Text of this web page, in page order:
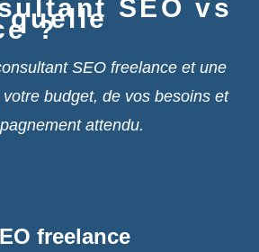
SEO vs
quelle
?
SEO freelance et une
budget, de vos besoins et
attendu.
freelance